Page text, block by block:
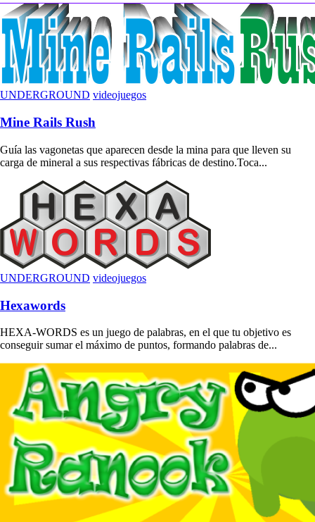
UNDERGROUND videojuegos
Mine Rails Rush
Guía las vagonetas que aparecen desde la mina para que lleven su
carga de mineral a sus respectivas fábricas de destino.Toca...
UNDERGROUND videojuegos
Hexawords
HEXA-WORDS es un juego de palabras, en el que tu objetivo es
conseguir sumar el máximo de puntos, formando palabras de...